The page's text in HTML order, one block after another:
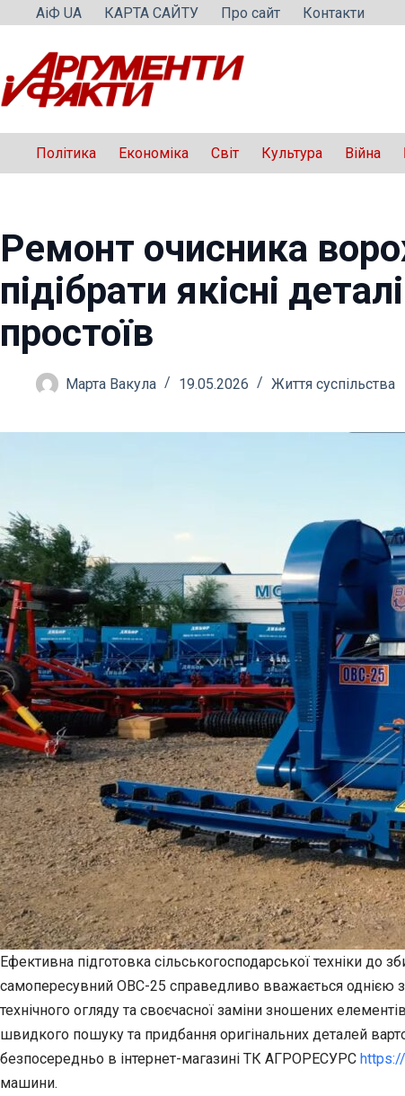
Перейти
вмісту
АіФ UA КАРТА САЙТУ Про сайт Контакти
Політика Економіка Світ Культура Війна
Ремонт очисника
підібрати якісні
простоїв
Марта Вакула 19.05.2026 Життя суспільства
Ефективна підготовка сільськогосподарської техніки до
самопересувний ОВС-25 справедливо вважається однією з
технічного огляду та своєчасної заміни зношених
швидкого пошуку та придбання оригінальних деталей
безпосередньо в інтернет-магазині ТК АГРОРЕСУРС
машини.